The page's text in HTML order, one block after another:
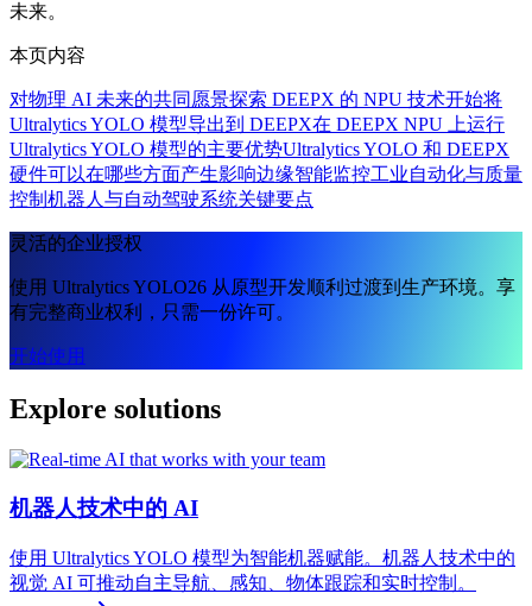
未来。
本页内容
对物理 AI 未来的共同愿景探索 DEEPX 的 NPU 技术开始将
Ultralytics YOLO 模型导出到 DEEPX在 DEEPX NPU 上运行
Ultralytics YOLO 模型的主要优势Ultralytics YOLO 和 DEEPX
硬件可以在哪些方面产生影响边缘智能监控工业自动化与质量
控制 机器人与自动驾驶系统关键要点
灵活的企业授权
使用 Ultralytics YOLO26 从原型开发顺利过渡到生产环境。享
有完整商业权利，只需一份许可。
开始使用
Explore solutions
机器人技术中的 AI
使用 Ultralytics YOLO 模型为智能机器赋能。机器人技术中的
视觉 AI 可推动自主导航、感知、物体跟踪和实时控制。